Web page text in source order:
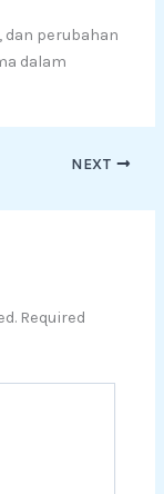
perubahan
dalam
NEXT
Required